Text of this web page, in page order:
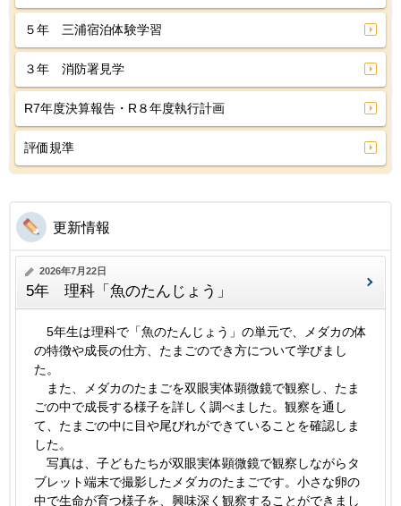
５年 三浦宿泊体験学習
３年 消防署見学
R7年度決算報告・R８年度執行計画
評価規準
更新情報
2026年7月22日
5年 理科「魚のたんじょう」
5年生は理科で「魚のたんじょう」の単元で、メダカの体
の特徴や成長の仕方、たまごのでき方について学びまし
た。
また、メダカのたまごを双眼実体顕微鏡で観察し、たま
ごの中で成長する様子を詳しく調べました。観察を通し
て、たまごの中に目や尾びれができていることを確認しま
した。
写真は、子どもたちが双眼実体顕微鏡で観察しながらタ
ブレット端末で撮影したメダカのたまごです。小さな卵の
中で生命が育つ様子を、興味深く観察することができまし